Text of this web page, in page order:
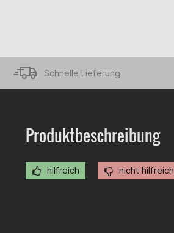
Schnelle Lieferung
Produktbeschreibung
hilfreich nicht hilfreich